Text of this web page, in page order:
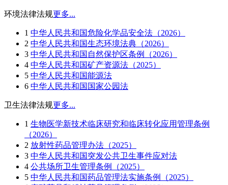
环境法律法规更多...
1 中华人民共和国危险化学品安全法（2026）
2 中华人民共和国生态环境法典（2026）
3 中华人民共和国自然保护区条例（2026）
4 中华人民共和国矿产资源法（2025）
5 中华人民共和国能源法
6 中华人民共和国国家公园法
卫生法律法规更多...
1 生物医学新技术临床研究和临床转化应用管理条例
（2026）
2 放射性药品管理办法（2025）
3 中华人民共和国突发公共卫生事件应对法
4 公共场所卫生管理条例（2025）
5 中华人民共和国药品管理法实施条例（2025）